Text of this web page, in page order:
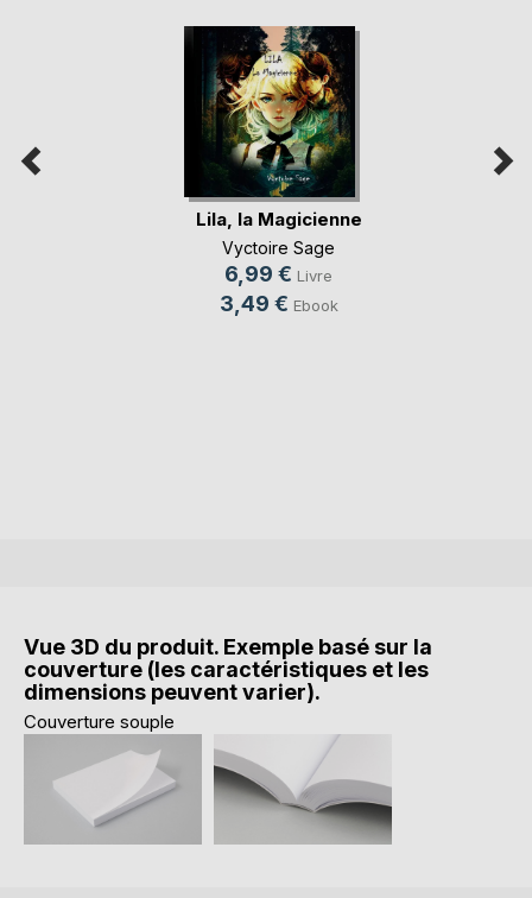
Lila, la Magicienne
Vyctoire Sage
6,99 € Livre
3,49 € Ebook
Vue 3D du produit. Exemple basé sur la
couverture (les caractéristiques et les
dimensions peuvent varier).
Couverture souple